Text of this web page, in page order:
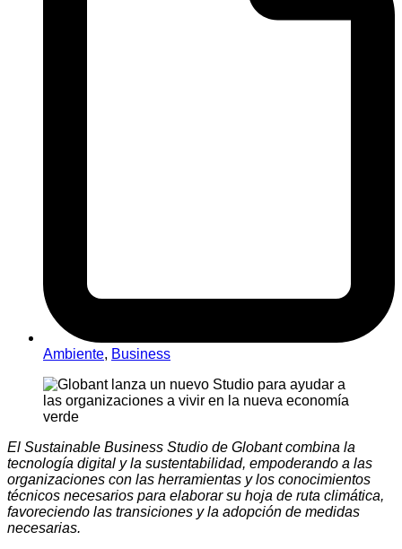
Ambiente, Business
El Sustainable Business Studio de Globant combina la
tecnología digital y la sustentabilidad, empoderando a las
organizaciones con las herramientas y los conocimientos
técnicos necesarios para elaborar su hoja de ruta climática,
favoreciendo las transiciones y la adopción de medidas
necesarias.